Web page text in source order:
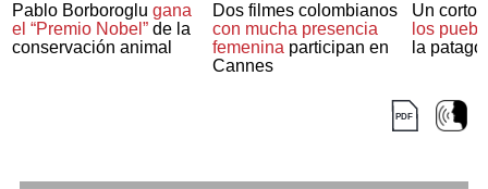
Pablo Borboroglugana
el “Premio Nobel” de la
conservación animal
Dos filmes colombianos
con mucha presencia
femeninaparticipan en
Cannes
Un corto
los
la